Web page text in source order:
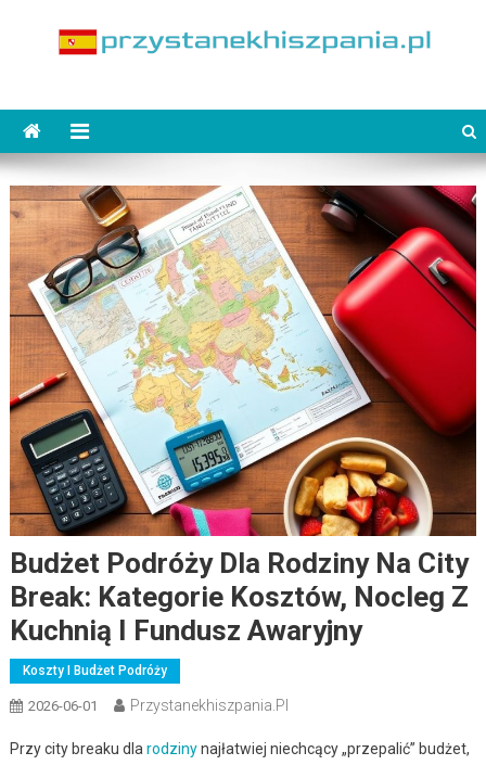
Budżet Podróży Dla Rodziny Na City
Break: Kategorie Kosztów, Nocleg Z
Kuchnią I Fundusz Awaryjny
Koszty I Budżet Podróży
2026-06-01 Przystanekhiszpania.pl
Przy city breaku dla rodzinynajłatwiej niechcący „przepalić” budżet,